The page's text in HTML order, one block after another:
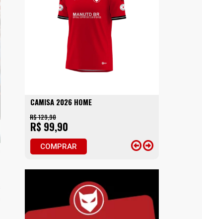
CAMISA 2026 HOME
R$ 129,90
R$ 99,90
COMPRAR